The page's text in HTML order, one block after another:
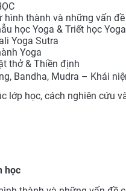
hình thành và những vấn
học Yoga & Triết học Yoga
Yoga Sutra
Yoga
thở & Thiền định
Bandha, Mudra – Khái
lớp học, cách nghiên cứu
học